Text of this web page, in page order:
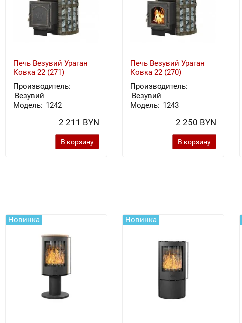
Печь Везувий Ураган
Ковка 22 (271)
Производитель:
Везувий
Модель: 1242
2 211 BYN
В корзину
Печь Везувий Ураган
Ковка 22 (270)
Производитель:
Везувий
Модель: 1243
2 250 BYN
В корзину
Новинка Новинка